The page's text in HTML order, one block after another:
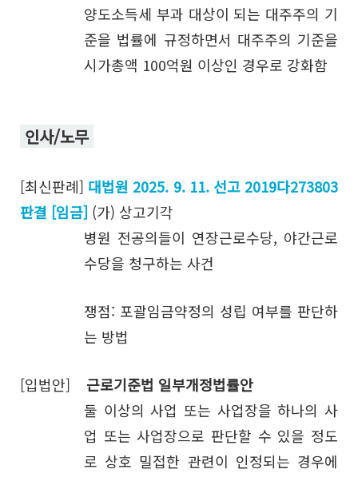
양도소득세 부과 대상이 되는 대주주의 기
준을 법률에 규정하면서 대주주의 기준을
시가총액 100억원 이상인 경우로 강화함
인사/노무
[최신판례] 대법원 2025. 9. 11. 선고 2019다273803
판결 [임금] (가) 상고기각
병원 전공의들이 연장근로수당, 야간근로
수당을 청구하는 사건
쟁점: 포괄임금약정의 성립 여부를 판단하
는 방법
[입법안] 근로기준법 일부개정법률안
둘 이상의 사업 또는 사업장을 하나의 사
업 또는 사업장으로 판단할 수 있을 정도
로 상호 밀접한 관련이 인정되는 경우에